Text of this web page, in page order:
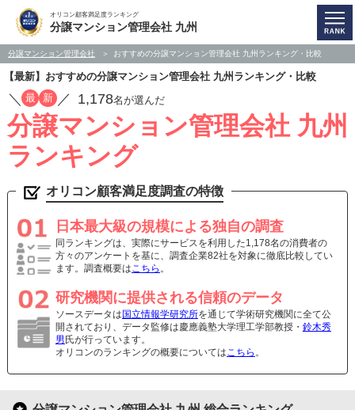
オリコン顧客満足度ランキング
分譲マンション管理会社 九州
分譲マンション管理会社 おすすめの分譲マンション管理会社 九州ランキング・比較
【最新】おすすめの分譲マンション管理会社 九州ランキング・比較
／ 最 新 ／ 1,178名が選んだ
分譲マンション管理会社 九州
ランキング
オリコン顧客満足度調査の特徴
日本最大級の規模による独自の調査
同ランキングは、実際にサービスを利用した1,178名の消費者の
方々のアンケートを基に、調査企業82社を対象に徹底比較してい
ます。調査概要はこちら 。
研究機関に提供される信頼のデータ
ソースデータは 国立情報学研究所を通じて学術研究機関に全て公
開されており、データ監修は慶應義塾大学理工学部教授・ 鈴木秀
男 氏が行っています。
オリコンのランキングの概要についてはこちら 。